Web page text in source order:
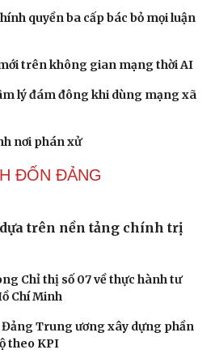
quyền ba cấp bác bỏ mọi luận
trên không gian mạng thời AI
lý đám đông khi dùng mạng xã
nơi phán xử
ĐỐN ĐẢNG
trên nền tảng chính trị
Chỉ thị số 07 về thực hành tư
Chí Minh
Đảng Trung ương xây dựng phần
theo KPI